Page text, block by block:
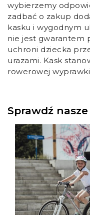
wybierzemy
zadbać o zakup
kasku i wygodnym
nie jest gwarantem
uchroni dziecka
urazami. Kask
rowerowej
Sprawdź